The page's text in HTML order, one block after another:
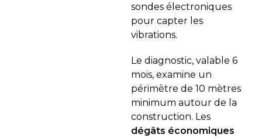
sondes électroniques
pour capter les
vibrations.
Le diagnostic, valable 6
mois, examine un
périmètre de 10 mètres
minimum autour de la
construction. Les
dégâts économiques